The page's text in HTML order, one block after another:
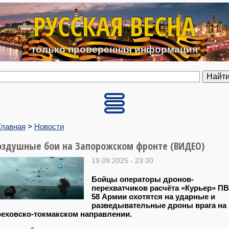
Перейти к основному
РУССКАЯ ВЕСНА
только проверенная информация
> Новости
бои на Запорожском фронте (ВИДЕО)
19.09.2025 - 23:30
Бойцы операторы дронов-
перехватчиков расчёта «Курьер»
58 Армии охотятся на ударные и
разведывательные дроны врага на
токмакском направлении.